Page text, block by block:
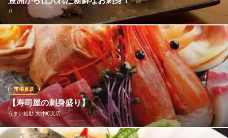
まかないや 大井町店
全国お取り寄せ創作和食
ＪＲ京浜東北線大井町駅西口 徒歩1分
東京都品川区大井1-52-6 コスモ大井町1F
Ｈ
毎朝豊洲から直送される新鮮な魚を使った贅沢なお刺身の盛り合
わせ。四季折々に合わせた旬の魚をメインに構成されたお刺身は
いつ召し上がって頂いても絶品の一言。特に【生鯨のお造り（980
円）】は一度食べたらリピート必至です♪是非ご堪能ください。
Ｈ
和食ダイニングバー
ＪＲ京浜東北線大井町駅 徒歩5分
東京都品川区東大井5-12-2 シティ大井町1F・B1
【寿司屋の刺身盛り】
うまい鮨勘 大井町支店
市場直送